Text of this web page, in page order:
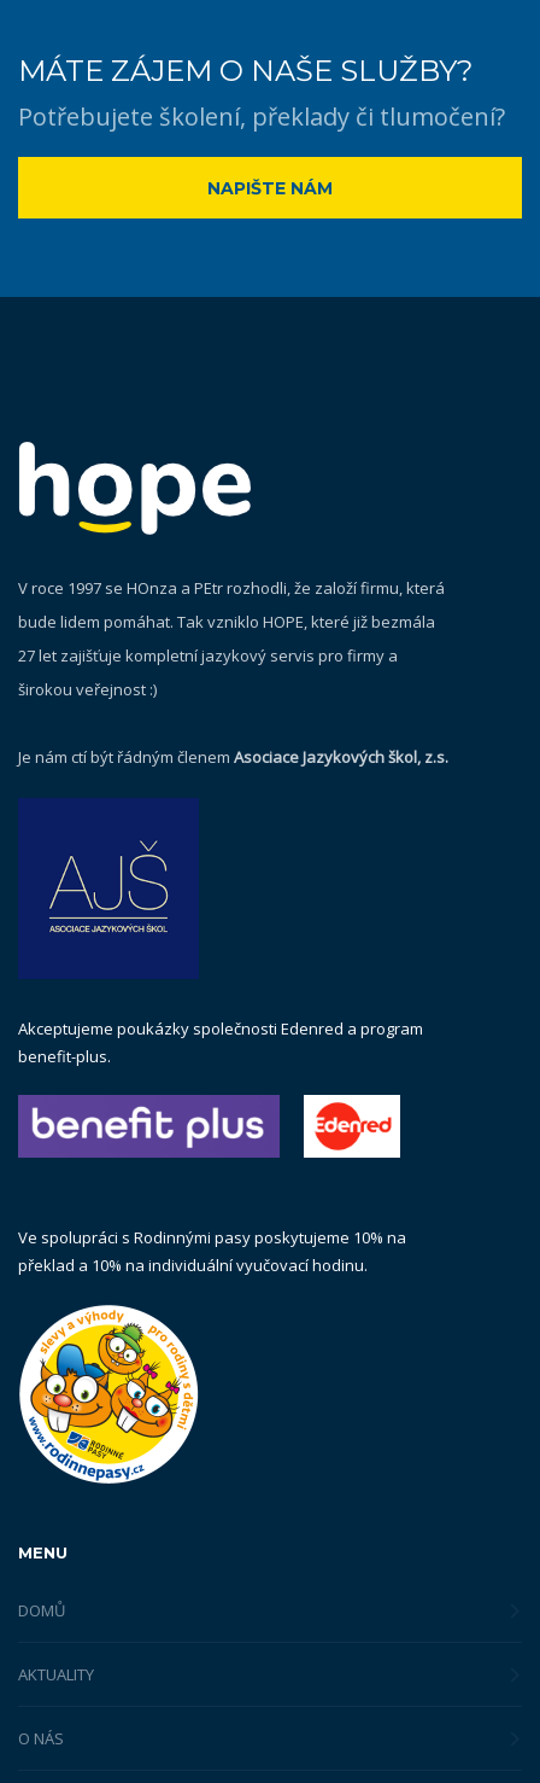
MÁTE ZÁJEM O NAŠE SLUŽBY?
Potřebujete školení, překlady či tlumočení?
NAPIŠTE NÁM
V roce 1997 se HOnza a PEtr rozhodli, že založí firmu, která
bude lidem pomáhat. Tak vzniklo HOPE, které již bezmála
27 let zajišťuje kompletní jazykový servis pro firmy a
širokou veřejnost :)
Je nám ctí být řádným členem Asociace Jazykových škol, z.s.
Akceptujeme poukázky společnosti Edenred a program
benefit-plus.
Ve spolupráci s Rodinnými pasy poskytujeme 10% na
překlad a 10% na individuální vyučovací hodinu.
MENU
DOMŮ
AKTUALITY
O NÁS